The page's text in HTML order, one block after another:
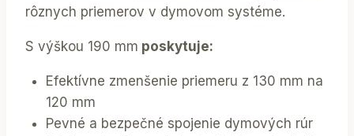
rôznych priemerov v dymovom systéme.
S výškou 190 mm poskytuje:
Efektívne zmenšenie priemeru z 130 mm na
120 mm
Pevné a bezpečné spojenie dymových rúr